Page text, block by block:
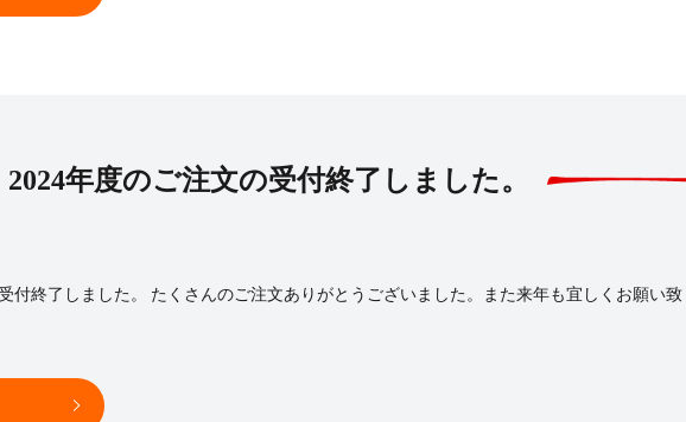
2024年度のご注文の受付終了しました。
付終了しました。 たくさんのご注文ありがとうございました。また来年も宜しくお願い致